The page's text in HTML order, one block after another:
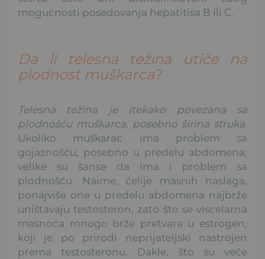
mogućnosti posedovanja hepatitisa B ili C.
Da li telesna težina utiče na
plodnost muškarca?
Telesna težina je itekako povezana sa
plodnošću muškarca, posebno širina struka.
Ukoliko muškarac ima problem sa
gojaznošću, posebno u predelu abdomena,
velike su šanse da ima i problem sa
plodnošću. Naime, ćelije masnih naslaga,
ponajviše one u predelu abdomena najbrže
uništavaju testosteron, zato što se viscelarna
masnoća mnogo brže pretvara u estrogen,
koji je po prirodi neprijateljski nastrojen
prema testosteronu. Dakle, što su veće